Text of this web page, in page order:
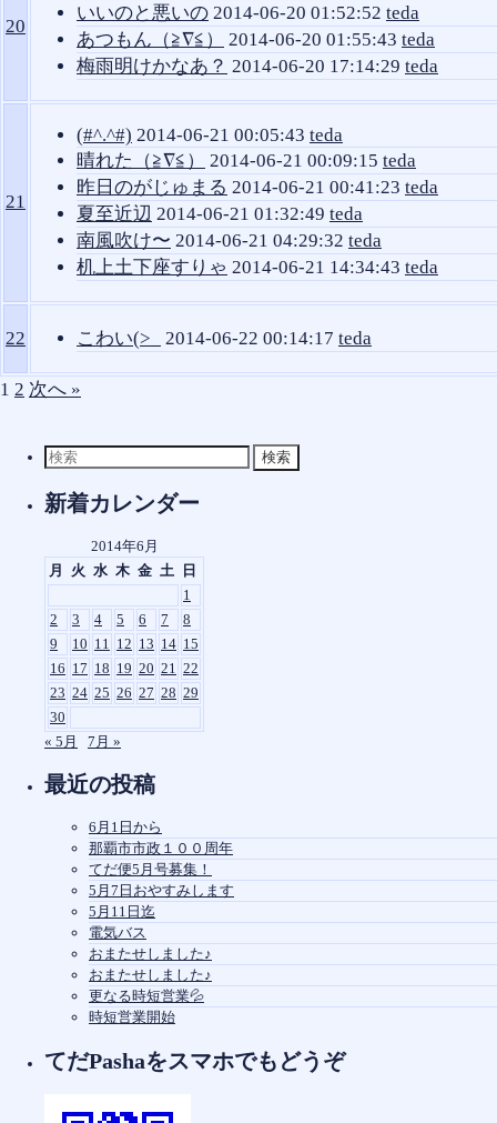
20
いいのと悪いの 2014-06-20 01:52:52 teda
あつもん（≧∇≦）
2014-06-20 01:55:43 teda
梅雨明けかなあ？ 2014-06-20 17:14:29 teda
21
(#^.^#) 2014-06-21 00:05:43 teda
晴れた（≧∇≦）
2014-06-21 00:09:15 teda
昨日のがじゅまる 2014-06-21 00:41:23 teda
夏至近辺 2014-06-21 01:32:49 teda
南風吹け〜 2014-06-21 04:29:32 teda
机上土下座すりゃ 2014-06-21 14:34:43 teda
22 こわい(>_ 2014-06-22 00:14:17 teda
1 2 次へ »
検
索
対
象:
新着カレンダー
2014年6月
月
火 水 木 金 土
日
1
2
3 4 5 6 7
8
9
10 11 12 13 14 15
16 17 18 19 20 21 22
23 24 25 26 27 28 29
30
« 5月
7月 »
最近の投稿
6月1日から
那覇市市政１００周年
てだ便5月号募集！
5月7日おやすみします
5月11日迄
電気バス
おまたせしました♪
おまたせしました♪
更なる時短営業💦
時短営業開始
てだPashaをスマホでもどうぞ